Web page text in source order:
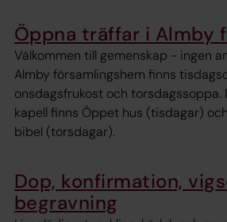
Öppna träffar i Almby
Välkommen till gemenskap - ingen
Almby församlingshem finns
onsdagsfrukost och torsdagssoppa.
kapell finns Öppet hus (tisdagar)
bibel (torsdagar).
Dop, konfirmation,
begravning